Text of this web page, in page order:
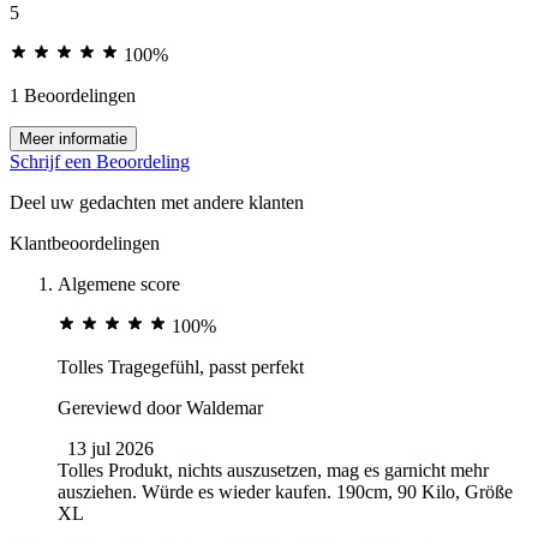
5
100%
1 Beoordelingen
Meer informatie
Schrijf een Beoordeling
Deel uw gedachten met andere klanten
Klantbeoordelingen
Algemene score
100%
Tolles Tragegefühl, passt perfekt
Gereviewd doorWaldemar
13 jul 2026
Tolles Produkt, nichts auszusetzen, mag es garnicht mehr
ausziehen. Würde es wieder kaufen. 190cm, 90 Kilo, Größe
XL